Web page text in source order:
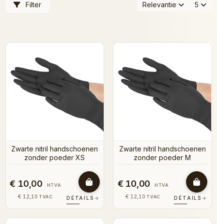
Filter Relevantie 5
Zwarte nitril handschoenen
zonder poeder XS
€ 10,00 HTVA
€ 12,10 TVAC DÉTAILS →
Zwarte nitril handschoenen
zonder poeder M
€ 10,00 HTVA
€ 12,10 TVAC DÉTAILS →